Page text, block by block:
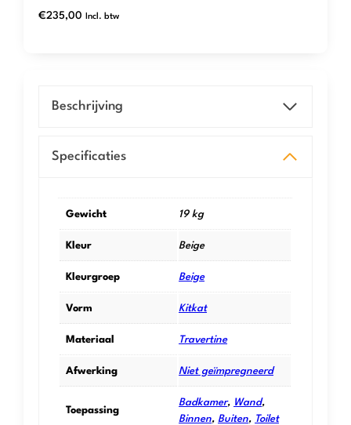
€235,00 Incl. btw
Beschrijving
Specificaties
Gewicht 19 kg
Kleur Beige
Kleurgroep Beige
Vorm Kitkat
Materiaal Travertine
Afwerking Niet geïmpregneerd
Toepassing
Badkamer, Wand,
Binnen,Buiten, Toilet